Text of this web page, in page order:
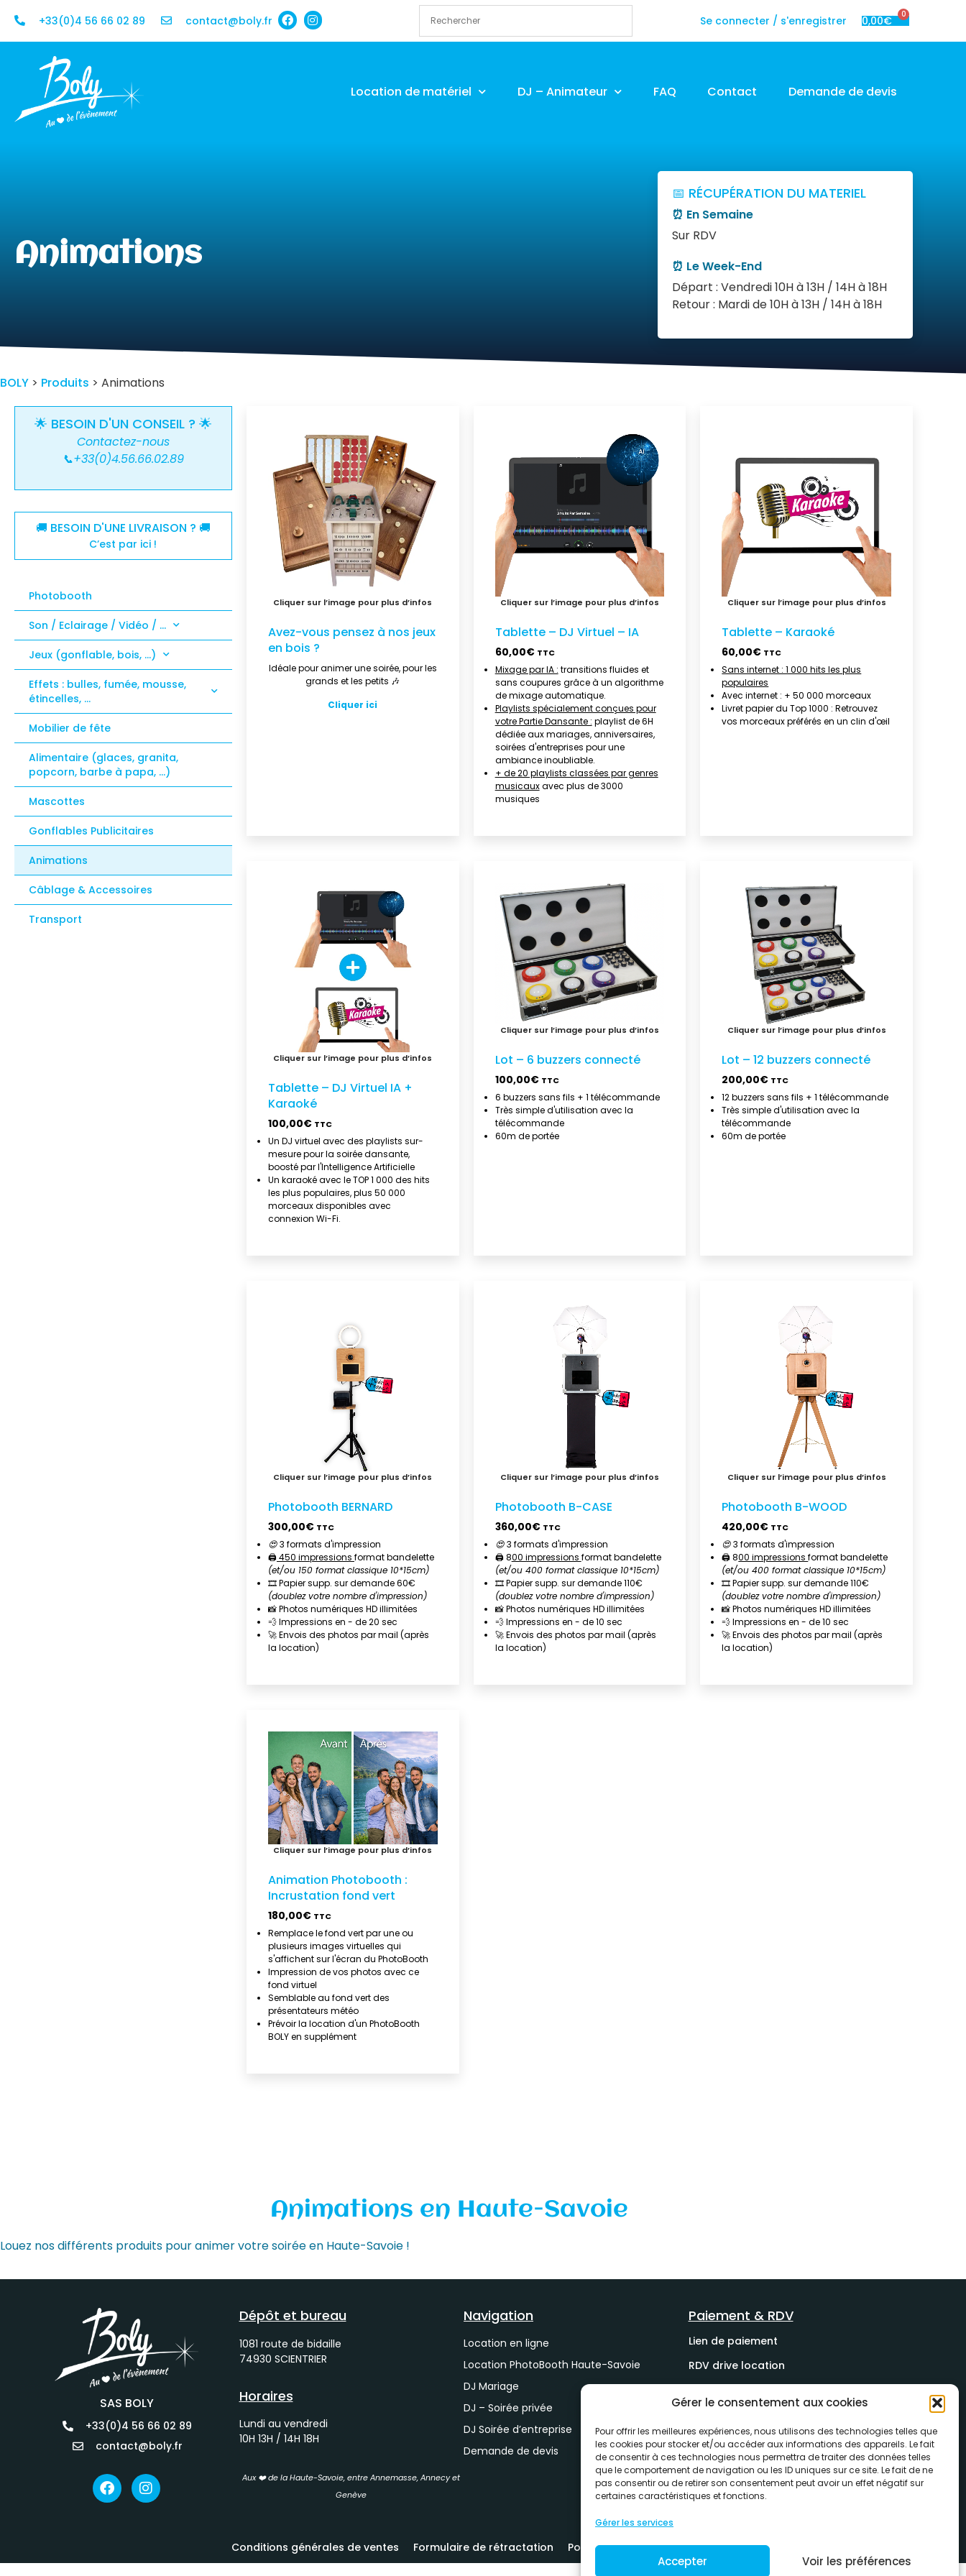
Gérer le consentement aux cookies
Pour offrir les meilleures expériences, nous utilisons des technologies telles que
les cookies pour stocker et/ou accéder aux informations des appareils. Le fait
de consentir à ces technologies nous permettra de traiter des données telles
que le comportement de navigation ou les ID uniques sur ce site. Le fait de ne
pas consentir ou de retirer son consentement peut avoir un effet négatif sur
certaines caractéristiques et fonctions.
Gérer les services
Accepter Voir les préférences
+33(0)4 56 66 02 89 contact@boly.fr Se connecter / s'enregistrer 0,00€ 0
Location de matériel DJ – Animateur FAQ Contact Demande de devis
Animations
📅 RÉCUPÉRATION DU MATERIEL
⏰ En Semaine
Sur RDV
⏰ Le Week-End
Départ : Vendredi 10H à 13H / 14H à 18H
Retour : Mardi de 10H à 13H / 14H à 18H
BOLY > Produits > Animations
Animations en Haute-Savoie
Louez nos différents produits pour animer votre soirée en Haute-Savoie !
🌟 BESOIN D'UN CONSEIL ? 🌟
Contactez-nous
📞+33(0)4.56.66.02.89
🚚 BESOIN D'UNE LIVRAISON ? 🚚
C’est par ici !
Photobooth
Son / Eclairage / Vidéo / …
Jeux (gonflable, bois, …)
Effets : bulles, fumée, mousse,
étincelles, …
Mobilier de fête
Alimentaire (glaces, granita,
popcorn, barbe à papa, …)
Mascottes
Gonflables Publicitaires
Animations
Câblage & Accessoires
Transport
Avez-vous pensez à nos jeux
en bois ?
Idéale pour animer une soirée, pour les
grands et les petits 🎶
Cliquer ici
Tablette – DJ Virtuel – IA
60,00€ TTC
Mixage par IA : transitions fluides et
sans coupures grâce à un algorithme
de mixage automatique.
Playlists spécialement conçues pour
votre Partie Dansante : playlist de 6H
dédiée aux mariages, anniversaires,
soirées d'entreprises pour une
ambiance inoubliable.
+ de 20 playlists classées par genres
musicauxavec plus de 3000
musiques
Tablette – Karaoké
60,00€ TTC
Sans internet : 1 000 hits les plus
populaires
Avec internet : + 50 000 morceaux
Livret papier du Top 1000 : Retrouvez
vos morceaux préférés en un clin d'œil
Tablette – DJ Virtuel IA +
Karaoké
100,00€ TTC
Un DJ virtuel avec des playlists sur-
mesure pour la soirée dansante,
boosté par l'Intelligence Artificielle
Un karaoké avec le TOP 1 000 des hits
les plus populaires, plus 50 000
morceaux disponibles avec
connexion Wi-Fi.
Lot – 6 buzzers connecté
100,00€ TTC
6 buzzers sans fils + 1 télécommande
Très simple d'utilisation avec la
télécommande
60m de portée
Lot – 12 buzzers connecté
200,00€ TTC
12 buzzers sans fils + 1 télécommande
Très simple d'utilisation avec la
télécommande
60m de portée
Photobooth BERNARD
300,00€ TTC
😍3 formats d'impression
🖨️ 450 impressions format bandelette
(et/ou 150 format classique 10*15cm)
🎞️ Papier supp. sur demande 60€
(doublez votre nombre d'impression)
📸 Photos numériques HD illimitées
💨 Impressions en - de 20 sec
🚀 Envois des photos par mail (après
la location)
Photobooth B-CASE
360,00€ TTC
😍3 formats d'impression
🖨️ 800 impressions format bandelette
(et/ou 400 format classique 10*15cm)
🎞️ Papier supp. sur demande 110€
(doublez votre nombre d'impression)
📸 Photos numériques HD illimitées
💨 Impressions en - de 10 sec
🚀 Envois des photos par mail (après
la location)
Photobooth B-WOOD
420,00€ TTC
😍3 formats d'impression
🖨️ 800 impressionsformat bandelette
(et/ou 400 format classique 10*15cm)
🎞️ Papier supp. sur demande 110€
(doublez votre nombre d'impression)
📸 Photos numériques HD illimitées
💨 Impressions en - de 10 sec
🚀 Envois des photos par mail (après
la location)
Animation Photobooth :
Incrustation fond vert
180,00€ TTC
Remplace le fond vert par une ou
plusieurs images virtuelles qui
s'affichent sur l'écran du PhotoBooth
Impression de vos photos avec ce
fond virtuel
Semblable au fond vert des
présentateurs météo
Prévoir la location d'un PhotoBooth
BOLY en supplément
SAS BOLY
+33(0)4 56 66 02 89
contact@boly.fr
Dépôt et bureau
1081 route de bidaille
74930 SCIENTRIER
Horaires
Lundi au vendredi
10H 13H / 14H 18H
Aux ❤️ de la Haute-Savoie, entre Annemasse, Annecy et
Genève
Navigation
Location en ligne
Location PhotoBooth Haute-Savoie
DJ Mariage
DJ – Soirée privée
DJ Soirée d’entreprise
Demande de devis
Paiement & RDV
Lien de paiement
RDV drive location
Conditions générales de ventes Formulaire de rétractation Politique de cookie